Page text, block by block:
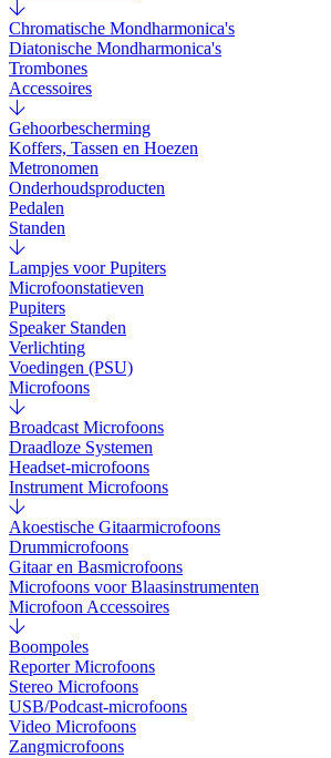
Chromatische Mondharmonica's
Diatonische Mondharmonica's
Trombones
Accessoires
Gehoorbescherming
Koffers, Tassen en Hoezen
Metronomen
Onderhoudsproducten
Pedalen
Standen
Lampjes voor Pupiters
Microfoonstatieven
Pupiters
Speaker Standen
Verlichting
Voedingen (PSU)
Microfoons
Broadcast Microfoons
Draadloze Systemen
Headset-microfoons
Instrument Microfoons
Akoestische Gitaarmicrofoons
Drummicrofoons
Gitaar en Basmicrofoons
Microfoons voor Blaasinstrumenten
Microfoon Accessoires
Boompoles
Reporter Microfoons
Stereo Microfoons
USB/Podcast-microfoons
Video Microfoons
Zangmicrofoons